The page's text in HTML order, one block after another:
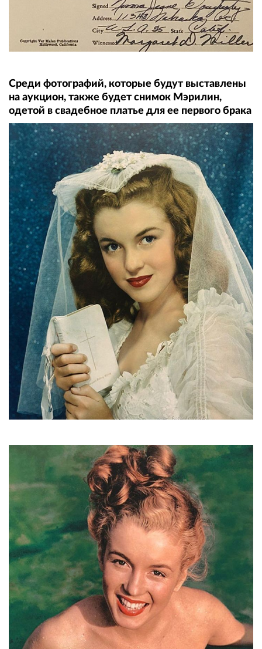
Среди фотографий, которые будут выставлены
на аукцион, также будет снимок Мэрилин,
одетой в свадебное платье для ее первого брака